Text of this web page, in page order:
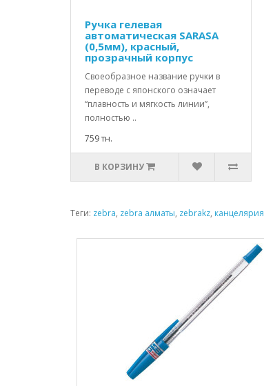
Ручка гелевая
автоматическая SARASA
(0,5мм), красный,
прозрачный корпус
Своеобразное название ручки в
переводе с японского означает
“плавность и мягкость линии”,
полностью ..
759 тн.
В КОРЗИНУ
Теги: zebra, zebra алматы, zebrakz, канцелярия